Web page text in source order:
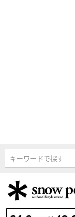
キーワードで探す